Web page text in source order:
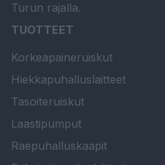
Turun rajalla.
TUOTTEET
Korkeapaineruiskut
Hiekkapuhalluslaitteet
Tasoiteruiskut
Laastipumput
Raepuhalluskaapit